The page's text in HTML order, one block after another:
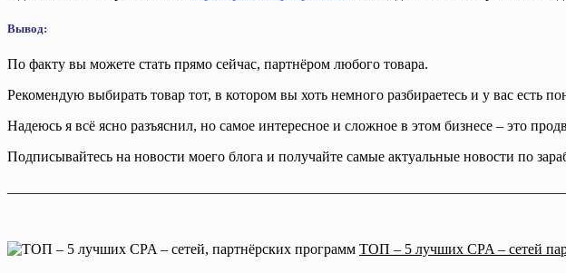
Вывод:
По факту вы можете стать прямо сейчас, партнёром любого товара.
Рекомендую выбирать товар тот, в котором вы хоть немного разбираетесь и у вас есть
Надеюсь я всё ясно разъяснил, но самое интересное и сложное в этом бизнесе – это
Подписывайтесь на новости моего блога и получайте самые актуальные новости по
ТОП – 5 лучших CPA – сетей